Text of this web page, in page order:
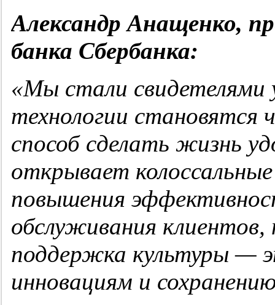
Александр Анащенко,
банка Сбербанка:
«Мы стали свидетелями
технологии
способ сделать жизнь
открывает
повышения
обслуживания
поддержка культуры —
инновациям и